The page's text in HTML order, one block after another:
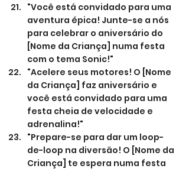
"Você está convidado para uma
aventura épica! Junte-se a nós
para celebrar o aniversário do
[Nome da Criança] numa festa
com o tema Sonic!"
"Acelere seus motores! O [Nome
da Criança] faz aniversário e
você está convidado para uma
festa cheia de velocidade e
adrenalina!"
"Prepare-se para dar um loop-
de-loop na diversão! O [Nome da
Criança] te espera numa festa